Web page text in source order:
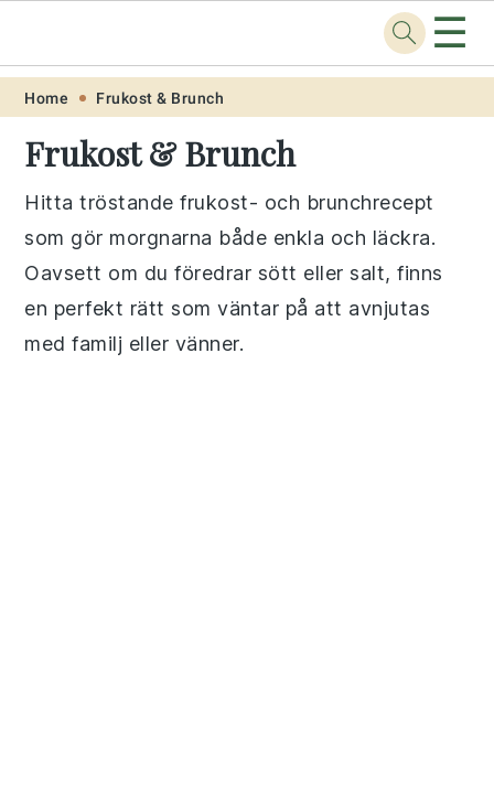
Skip
primary
navigation
Skip
main
content
Skip
primary
sidebar
Skip
footer
Recept.one ☰
Home Frukost & Brunch
Frukost & Brunch
Hitta tröstande frukost- och brunchrecept
som gör morgnarna både enkla och läckra.
Oavsett om du föredrar sött eller salt, finns
en perfekt rätt som väntar på att avnjutas
med familj eller vänner.